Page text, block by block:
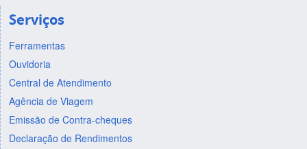
Serviços
Ferramentas
Ouvidoria
Central de Atendimento
Agência de Viagem
Emissão de Contra-cheques
Declaração de Rendimentos